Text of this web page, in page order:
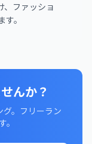
、ファッショ
。
んか？
。フリーラン